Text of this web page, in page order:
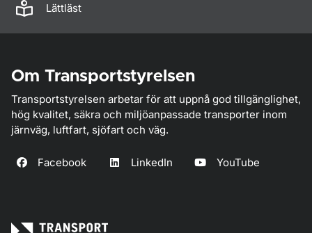
Lättläst
Om Transportstyrelsen
Transportstyrelsen arbetar för att uppnå god tillgänglighet,
hög kvalitet, säkra och miljöanpassade transporter inom
järnväg, luftfart, sjöfart och väg.
Facebook LinkedIn YouTube